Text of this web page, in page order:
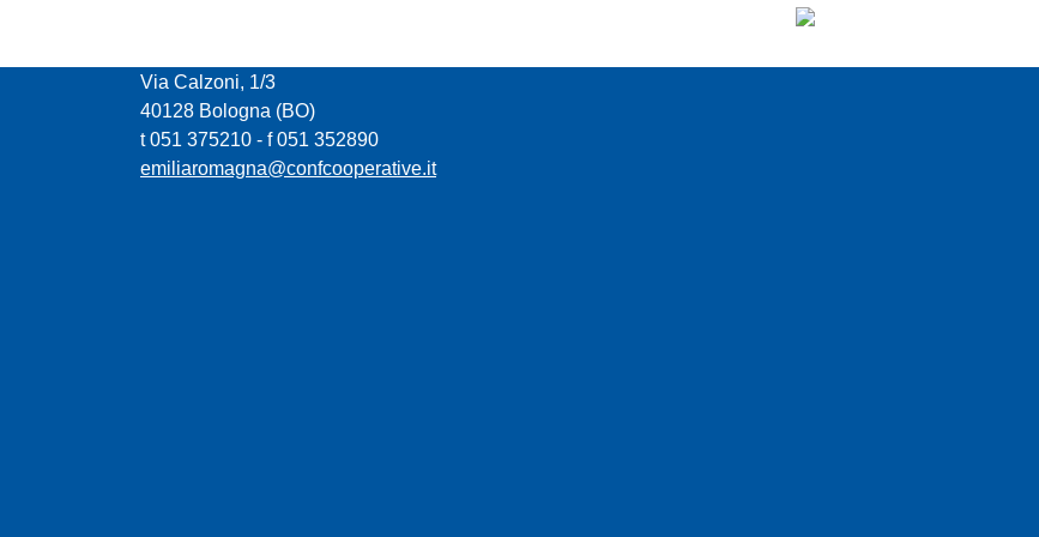
Via Calzoni, 1/3
40128 Bologna (BO)
t 051 375210 - f 051 352890
emiliaromagna@confcooperative.it